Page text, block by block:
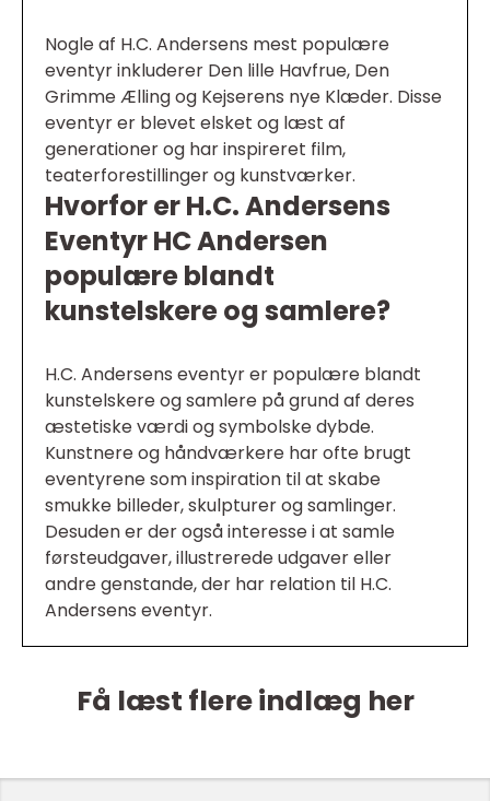
Nogle af H.C. Andersens mest populære
eventyr inkluderer Den lille Havfrue, Den
Grimme Ælling og Kejserens nye Klæder. Disse
eventyr er blevet elsket og læst af
generationer og har inspireret film,
teaterforestillinger og kunstværker.
Hvorfor er H.C. Andersens
Eventyr HC Andersen
populære blandt
kunstelskere og samlere?
H.C. Andersens eventyr er populære blandt
kunstelskere og samlere på grund af deres
æstetiske værdi og symbolske dybde.
Kunstnere og håndværkere har ofte brugt
eventyrene som inspiration til at skabe
smukke billeder, skulpturer og samlinger.
Desuden er der også interesse i at samle
førsteudgaver, illustrerede udgaver eller
andre genstande, der har relation til H.C.
Andersens eventyr.
Få læst flere indlæg her